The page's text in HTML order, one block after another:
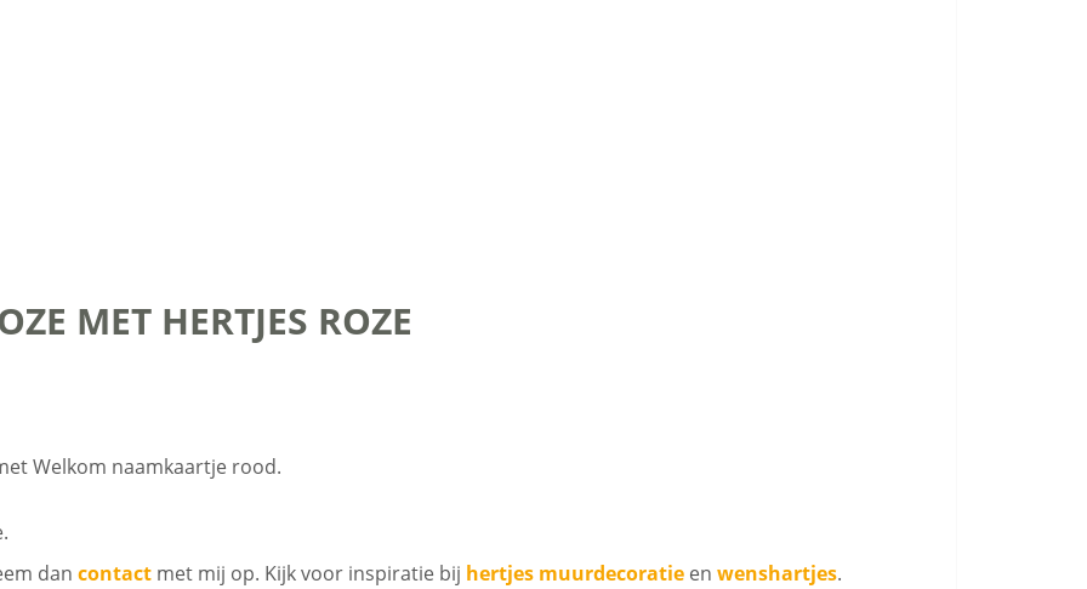
MET HERTJES ROZE
Welkom naamkaartje rood.
dancontact met mij op. Kijk voor inspiratie bij hertjes muurdecoratie enwenshartjes.